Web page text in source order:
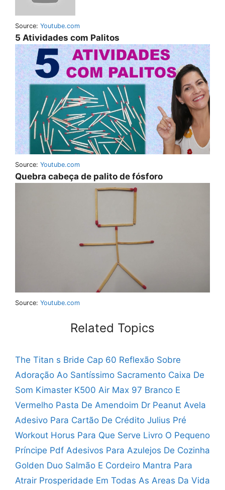
Source: Youtube.com
5 Atividades com Palitos
Source: Youtube.com
Quebra cabeça de palito de fósforo
Source: Youtube.com
Related Topics
The Titan s Bride Cap 60 Reflexão Sobre
Adoração Ao Santíssimo Sacramento Caixa De
Som Kimaster K500 Air Max 97 Branco E
Vermelho Pasta De Amendoim Dr Peanut Avela
Adesivo Para Cartão De Crédito Julius Pré
Workout Horus Para Que Serve Livro O Pequeno
Príncipe Pdf Adesivos Para Azulejos De Cozinha
Golden Duo Salmão E Cordeiro Mantra Para
Atrair Prosperidade Em Todas As Areas Da Vida